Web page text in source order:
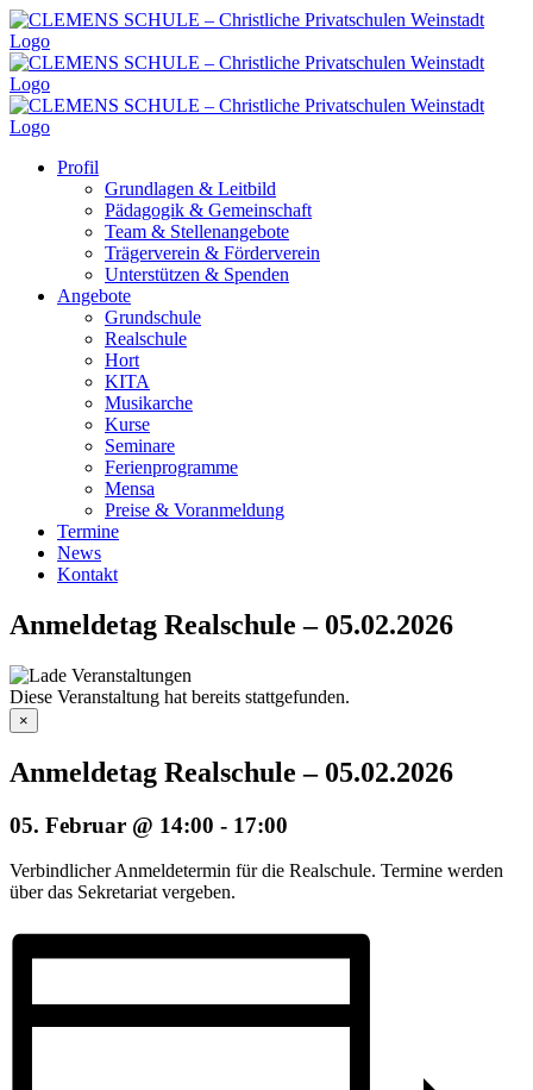
Zum
Inhalt
springen
Profil
Grundlagen & Leitbild
Pädagogik & Gemeinschaft
Team & Stellenangebote
Trägerverein & Förderverein
Unterstützen & Spenden
Angebote
Grundschule
Realschule
Hort
KITA
Musikarche
Kurse
Seminare
Ferienprogramme
Mensa
Preise & Voranmeldung
Termine
News
Kontakt
Anmeldetag Realschule – 05.02.2026
Diese Veranstaltung hat bereits stattgefunden.
×
Anmeldetag Realschule – 05.02.2026
05. Februar @ 14:00 - 17:00
Verbindlicher Anmeldetermin für die Realschule. Termine werden
über das Sekretariat vergeben.